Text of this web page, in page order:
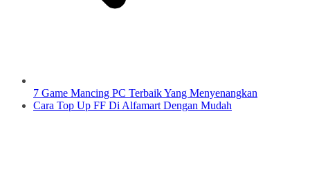
7 Game Mancing PC Terbaik Yang Menyenangkan
Cara Top Up FF Di Alfamart Dengan Mudah